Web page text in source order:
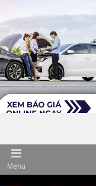
Menu